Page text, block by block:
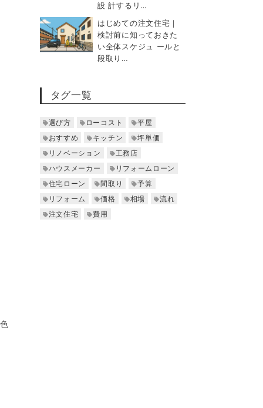
設 計するリ…
はじめての注文住宅｜
検討前に知っておきた
い全体スケジュ ールと
段取り…
タグ一覧
選び方 ローコスト
平屋
おすすめ
キッチン
坪単価
リノベーション
工務店
ハウスメーカー
リフォームローン
住宅ローン
間取り
予算
リフォーム
価格 相場
流れ
注文住宅
費用